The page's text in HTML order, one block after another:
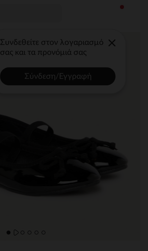
Συνδεθείτε στον λογαριασμό
σας και τα προνόμιά σας
Σύνδεση/Εγγραφή